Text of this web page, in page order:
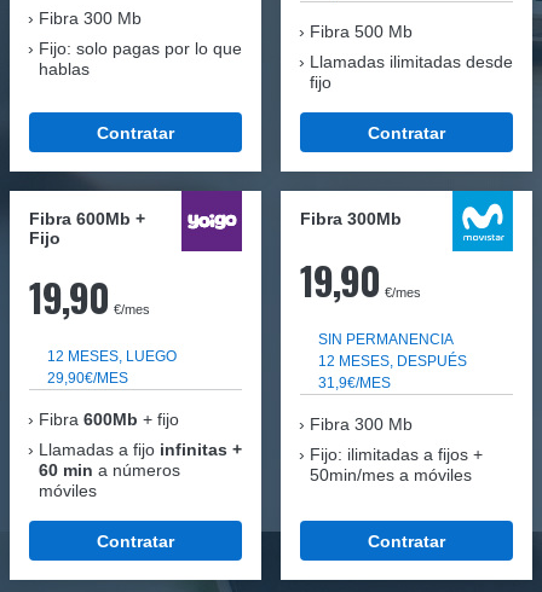
Fibra 300 Mb
Fijo: solo pagas por lo que
hablas
Contratar
Fibra 500 Mb
Llamadas ilimitadas desde
fijo
Contratar
Fibra 600Mb +
Fijo
19,90 €/mes
12 MESES, LUEGO
29,90€/MES
Fibra 600Mb + fijo
Llamadas a fijo infinitas +
60 min a números
móviles
Contratar
Fibra 300Mb
19,90 €/mes
SIN PERMANENCIA
12 MESES, DESPUÉS
31,9€/MES
Fibra 300 Mb
Fijo: ilimitadas a fijos +
50min/mes a móviles
Contratar